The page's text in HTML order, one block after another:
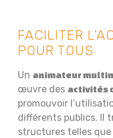
FACILITER
POUR TOUS
Un animateur
œuvre des activités
promouvoir
différents publics. Il
structures telles